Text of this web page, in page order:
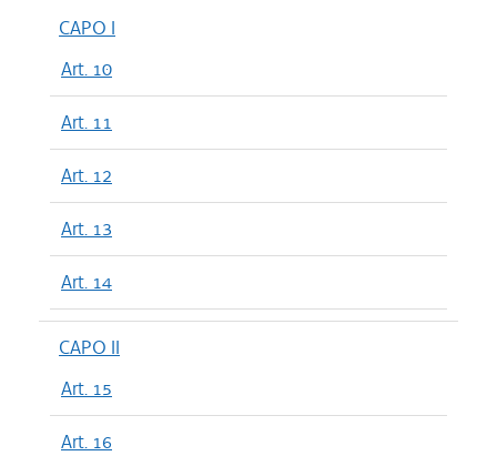
CAPO I
Art. 10
Art. 11
Art. 12
Art. 13
Art. 14
CAPO II
Art. 15
Art. 16